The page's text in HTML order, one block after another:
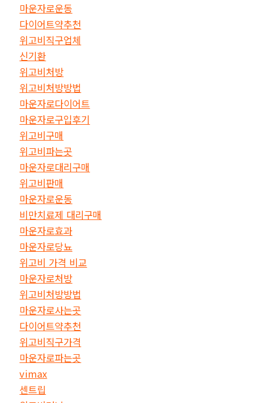
마운자로운동
다이어트약추천
위고비직구업체
신기환
위고비처방
위고비처방방법
마운자로다이어트
마운자로구입후기
위고비구매
위고비파는곳
마운자로대리구매
위고비판매
마운자로운동
비만치료제 대리구매
마운자로효과
마운자로당뇨
위고비 가격 비교
마운자로처방
위고비처방방법
마운자로사는곳
다이어트약추천
위고비직구가격
마운자로파는곳
vimax
센트립